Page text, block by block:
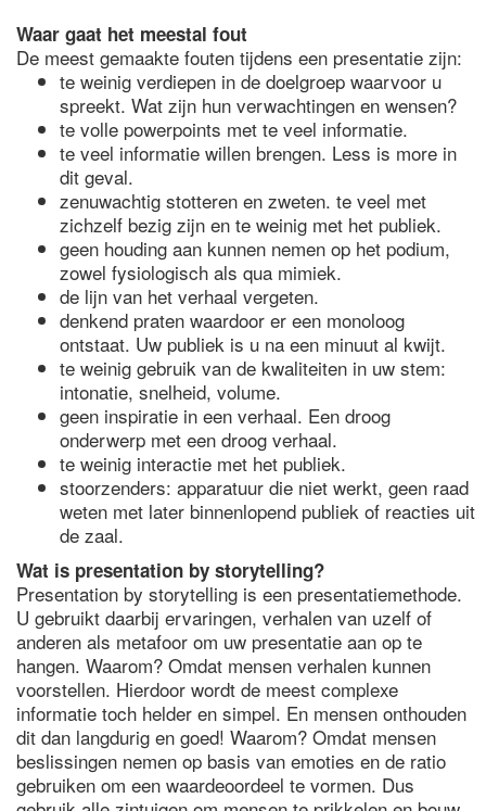
Waar gaat het meestal fout
De meest gemaakte fouten tijdens een presentatie zijn:
te weinig verdiepen in de doelgroep waarvoor u
spreekt. Wat zijn hun verwachtingen en wensen?
te volle powerpoints met te veel informatie.
te veel informatie willen brengen. Less is more in
dit geval.
zenuwachtig stotteren en zweten. te veel met
zichzelf bezig zijn en te weinig met het publiek.
geen houding aan kunnen nemen op het podium,
zowel fysiologisch als qua mimiek.
de lijn van het verhaal vergeten.
denkend praten waardoor er een monoloog
ontstaat. Uw publiek is u na een minuut al kwijt.
te weinig gebruik van de kwaliteiten in uw stem:
intonatie, snelheid, volume.
geen inspiratie in een verhaal. Een droog
onderwerp met een droog verhaal.
te weinig interactie met het publiek.
stoorzenders: apparatuur die niet werkt, geen raad
weten met later binnenlopend publiek of reacties uit
de zaal.
Wat is presentation by storytelling?
Presentation by storytelling is een presentatiemethode.
U gebruikt daarbij ervaringen, verhalen van uzelf of
anderen als metafoor om uw presentatie aan op te
hangen. Waarom? Omdat mensen verhalen kunnen
voorstellen. Hierdoor wordt de meest complexe
informatie toch helder en simpel. En mensen onthouden
dit dan langdurig en goed! Waarom? Omdat mensen
beslissingen nemen op basis van emoties en de ratio
gebruiken om een waardeoordeel te vormen. Dus